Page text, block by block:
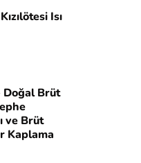
Isı
Doğal Brüt
ve Brüt
Kaplama